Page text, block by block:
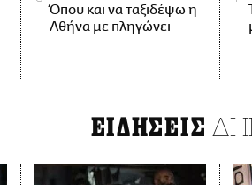
Όπου και να ταξιδέψω η
Αθήνα με πληγώνει
ΕΙΔΗΣΕΙΣ